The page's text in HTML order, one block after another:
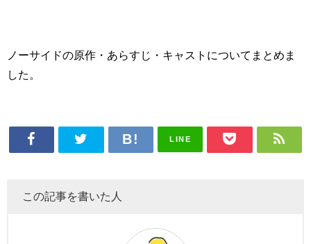
ノーサイドの原作・あらすじ・キャストについてまとめま
した。
LINE
この記事を書いた人